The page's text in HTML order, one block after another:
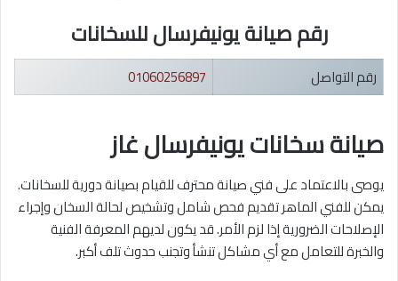
رقم صيانة يونيفرسال للسخانات
رقم التواصل 01060256897
صيانة سخانات يونيفرسال غاز
يوصى بالاعتماد على فني صيانة محترف للقيام بصيانة دورية للسخانات.
يمكن للفني الماهر تقديم فحص شامل وتشخيص لحالة السخان وإجراء
الإصلاحات الضرورية إذا لزم الأمر. قد يكون لديهم المعرفة الفنية
والخبرة للتعامل مع أي مشاكل تنشأ وتجنب حدوث تلف أكبر.